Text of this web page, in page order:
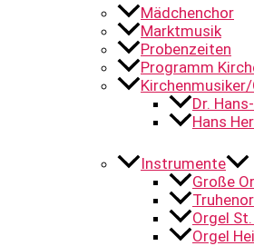
Mädchenchor
Marktmusik
Probenzeiten
Programm
Dr.
Hans
Instrumente
Große
Orgel
Orgel